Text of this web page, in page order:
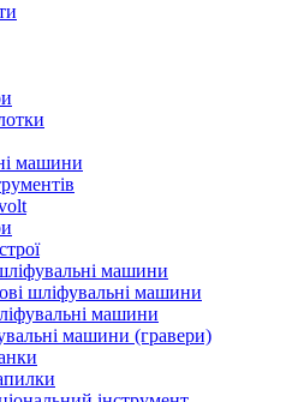
машини
машини
шліфувальні машини
машини
машини (гравери)